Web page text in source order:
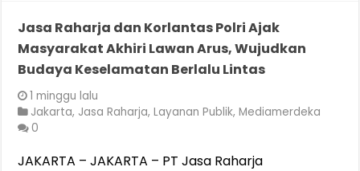
Jasa Raharja dan Korlantas Polri Ajak
Masyarakat Akhiri Lawan Arus, Wujudkan
Budaya Keselamatan Berlalu Lintas
1 minggu lalu
Jakarta, Jasa Raharja,Layanan Publik,Mediamerdeka
0
JAKARTA – JAKARTA – PT Jasa Raharja